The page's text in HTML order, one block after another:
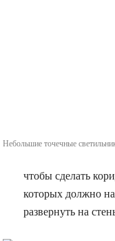
Небольшие точечные
чтобы сделать
которых должно
развернуть на